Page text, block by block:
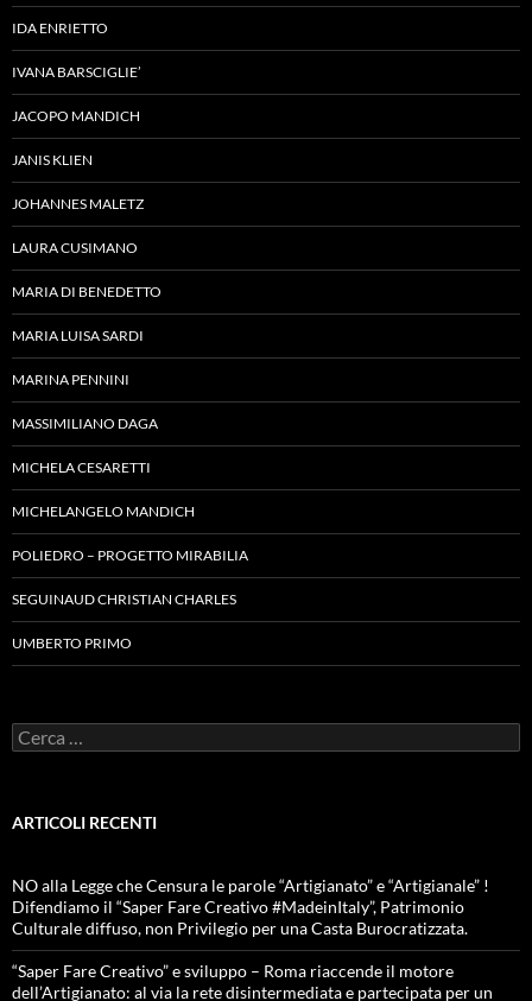
IDA ENRIETTO
IVANA BARSCIGLIE’
JACOPO MANDICH
JANIS KLIEN
JOHANNES MALETZ
LAURA CUSIMANO
MARIA DI BENEDETTO
MARIA LUISA SARDI
MARINA PENNINI
MASSIMILIANO DAGA
MICHELA CESARETTI
MICHELANGELO MANDICH
POLIEDRO – PROGETTO MIRABILIA
SEGUINAUD CHRISTIAN CHARLES
UMBERTO PRIMO
Ricerca
per:
ARTICOLI RECENTI
NO alla Legge che Censura le parole “Artigianato” e “Artigianale” !
Difendiamo il “Saper Fare Creativo #MadeinItaly”, Patrimonio
Culturale diffuso, non Privilegio per una Casta Burocratizzata.
“Saper Fare Creativo” e sviluppo – Roma riaccende il motore
dell’Artigianato: al via la rete disintermediata e partecipata per un